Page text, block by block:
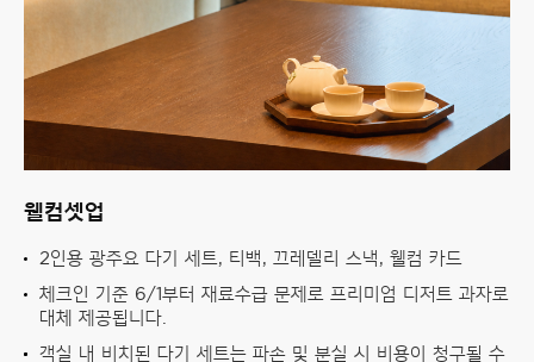
웰컴셋업
2인용 광주요 다기 세트, 티백, 끄레델리 스낵, 웰컴 카드
체크인 기준 6/1부터 재료수급 문제로 프리미엄 디저트 과자로
대체 제공됩니다.
객실 내 비치된 다기 세트는 파손 및 분실 시 비용이 청구될 수